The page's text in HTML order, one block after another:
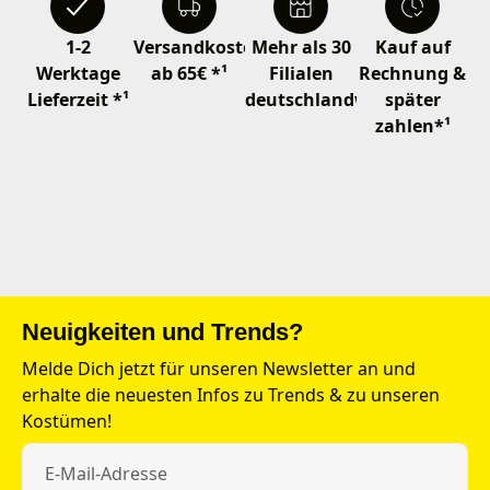
1-2
Werktage
Lieferzeit *¹
Versandkostenfrei
ab 65€ *¹
Mehr als 30
Filialen
deutschlandweit
Kauf auf
Rechnung &
später
zahlen*¹
Neuigkeiten und Trends?
Melde Dich jetzt für unseren Newsletter an und
erhalte die neuesten Infos zu Trends & zu unseren
Kostümen!